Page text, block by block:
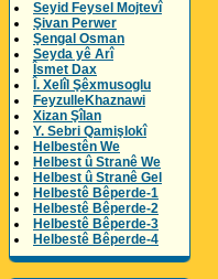
Seyid Feysel Mojtevî
Şivan Perwer
Şengal Osman
Seyda yê Arî
Îsmet Dax
Î. Xelîl Şêxmusoglu
FeyzulleKhaznawi
Xizan Şîlan
Y. Sebri Qamişlokî
Helbestên We
Helbest û Stranê We
Helbest û Stranê Gel
Helbestê Bêperde-1
Helbestê Bêperde-2
Helbestê Bêperde-3
Helbestê Bêperde-4